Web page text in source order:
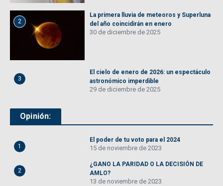
2
La primera lluvia de meteoros y Superluna
del año coincidirán en enero
30 de diciembre de 2025
3
El cielo de enero de 2026: un espectáculo
astronómico imperdible
29 de diciembre de 2025
Opinión:
1
El poder de tu voto para el 2024
15 de noviembre de 2023
2
¿GANO LA PARIDAD O LA DECISIÓN DE
AMLO?
13 de noviembre de 2023